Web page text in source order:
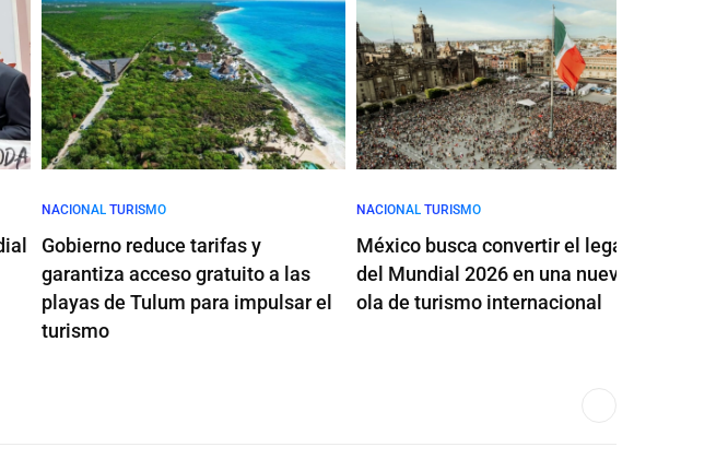
NACIONAL TURISMO
Gobierno reduce tarifas y
garantiza acceso gratuito a las
playas de Tulum para impulsar el
turismo
NACIONAL TURISMO
México busca convertir el legado
del Mundial 2026 en una nueva
ola de turismo internacional